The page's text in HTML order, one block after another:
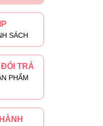
SÁCH
ĐỔI TRẢ
PHẨM